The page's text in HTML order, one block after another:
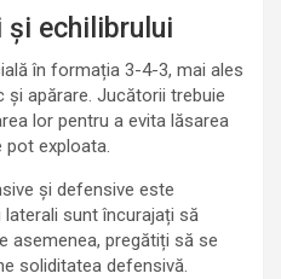
și echilibrului
în formația 3-4-3, mai ales
apărare. Jucătorii trebuie
lor pentru a evita lăsarea
pot exploata.
și defensive este
sunt încurajați să
asemenea, pregătiți să se
soliditatea defensivă.